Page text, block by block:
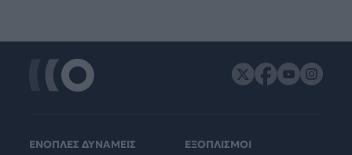
ΕΝΟΠΛΕΣ ΔΥΝΑΜΕΙΣ
ΕΞΟΠΛΙΣΜΟΙ